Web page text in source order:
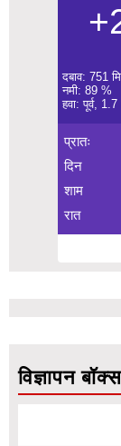
दबाव: 751
नमी: 89 %
हवा: पूर्व,
प्रातः
दिन
शाम
रात
विज्ञापन बॉक्स